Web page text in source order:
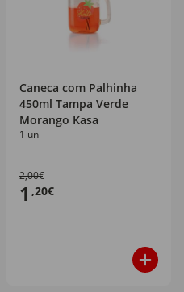
Caneca com Palhinha
450ml Tampa Verde
Morango Kasa
1 un
2,00€
1 ,20€